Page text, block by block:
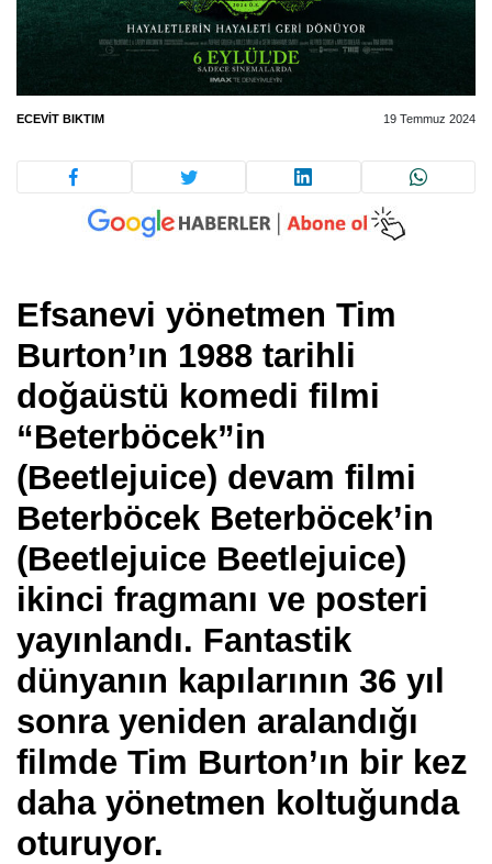
ECEVIT BIKTIM 19 Temmuz 2024
Efsanevi yönetmen Tim
Burton’ın 1988 tarihli
doğaüstü komedi filmi
“Beterböcek”in
(Beetlejuice) devam filmi
Beterböcek Beterböcek’in
(Beetlejuice Beetlejuice)
ikinci fragmanı ve posteri
yayınlandı. Fantastik
dünyanın kapılarının 36 yıl
sonra yeniden aralandığı
filmde Tim Burton’ın bir kez
daha yönetmen koltuğunda
oturuyor.